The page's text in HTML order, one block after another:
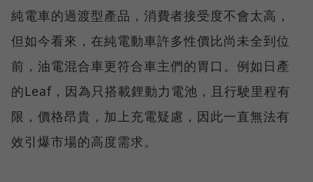
純電車的過渡型產品，消費者接受度不會太高，
但如今看來，在純電動車許多性價比尚未全到位
前，油電混合車更符合車主們的胃口。例如日產
的Leaf，因為只搭載鋰動力電池，且行駛里程有
限，價格昂貴，加上充電疑慮，因此一直無法有
效引爆市場的高度需求。